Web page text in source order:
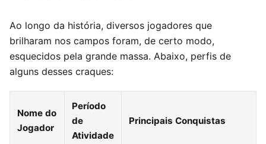
Ao longo da história, diversos jogadores que
brilharam nos campos foram, de certo modo,
esquecidos pela grande massa. Abaixo, perfis de
alguns desses craques:
Nome do
Jogador
Período
de
Atividade
Principais Conquistas